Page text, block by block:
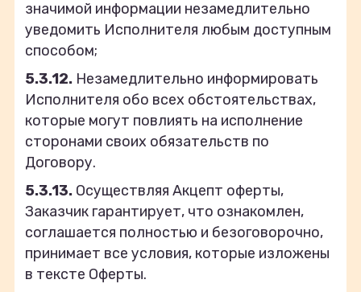
значимой информации незамедлительно
уведомить Исполнителя любым доступным
способом;
5.3.12. Незамедлительно информировать
Исполнителя обо всех обстоятельствах,
которые могут повлиять на исполнение
сторонами своих обязательств по
Договору.
5.3.13. Осуществляя Акцепт оферты,
Заказчик гарантирует, что ознакомлен,
соглашается полностью и безоговорочно,
принимает все условия, которые изложены
в тексте Оферты.